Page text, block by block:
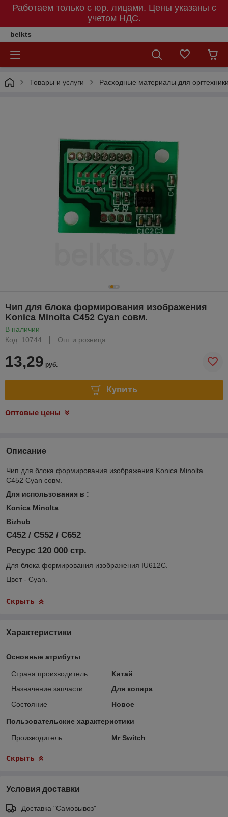
Работаем только с юр. лицами. Цены указаны c
учетом НДС.
belkts
Товары и услуги Расходные материалы для
Чип для блока формирования изображения
Konica Minolta C452 Cyan совм.
В наличии
Код: 10744
Опт и розница
13,29 руб.
Купить
Оптовые цены
Описание
Чип для блока формирования изображения Konica Minolta
C452 Cyan совм.
Для использования в :
Konica Minolta
Bizhub
C452 / C552 / C652
Ресурс 120 000 стр.
Для блока формирования изображения IU612C.
Цвет - Cyan.
Скрыть
Характеристики
Основные атрибуты
Страна производитель
Китай
Назначение запчасти
Для копира
Состояние
Новое
Пользовательские характеристики
Производитель Mr Switch
Скрыть
Условия доставки
Доставка "Самовывоз"